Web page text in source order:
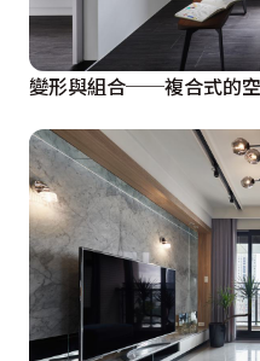
變形與組合──複合式的空